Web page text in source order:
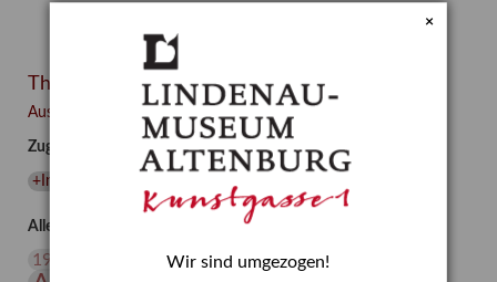
gegen
unliebsamen
Besuch
Integriertes
Schädlingsmanagement
am
Lindenau-
Themen
Ausgewählte Auszeichnungen zurücksetzen
Zugehörige Auszeichnungen
+Insekten
Alle Auszeichnungen (106)
19. Jahrhundert
20. Jahrhundert
×
Wir sind umgezogen!